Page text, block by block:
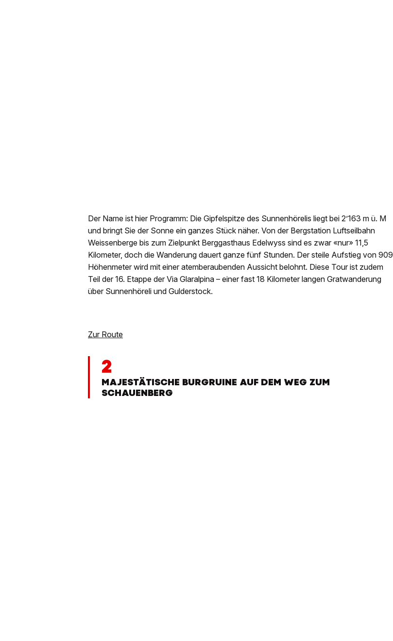
Der Name ist hier Programm: Die Gipfelspitze des Sunnenhörelis liegt bei 2’163 m ü. M
und bringt Sie der Sonne ein ganzes Stück näher. Von der Bergstation Luftseilbahn
Weissenberge bis zum Zielpunkt Berggasthaus Edelwyss sind es zwar «nur» 11,5
Kilometer, doch die Wanderung dauert ganze fünf Stunden. Der steile Aufstieg von 909
Höhenmeter wird mit einer atemberaubenden Aussicht belohnt. Diese Tour ist zudem
Teil der 16. Etappe der Via Glaralpina – einer fast 18 Kilometer langen Gratwanderung
über Sunnenhöreli und Gulderstock.
Zur Route
2
MAJESTÄTISCHE BURGRUINE AUF DEM WEG ZUM
SCHAUENBERG